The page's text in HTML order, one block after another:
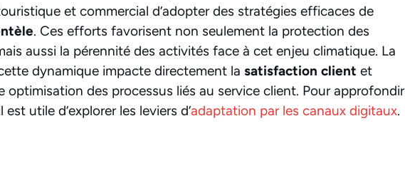
et commercial d’adopter des stratégies efficaces de
. Ces efforts favorisent non seulement la protection des
aussi la pérennité des activités face à cet enjeu climatique. La
dynamique impacte directement la satisfaction client et
optimisation des processus liés au service client. Pour approfondir
utile d’explorer les leviers d’adaptation par les canaux digitaux.